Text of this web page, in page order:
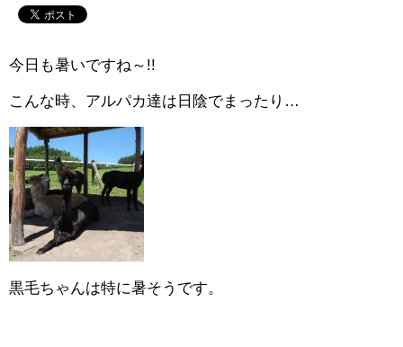
今日も暑いですね～!!
こんな時、アルパカ達は日陰でまったり…
黒毛ちゃんは特に暑そうです。